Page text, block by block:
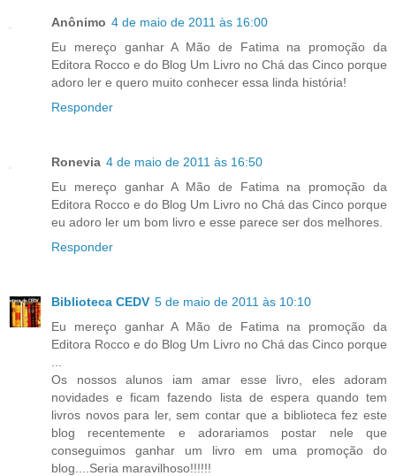
Anônimo 4 de maio de 2011 às 16:00
Eu mereço ganhar A Mão de Fatima na promoção da
Editora Rocco e do Blog Um Livro no Chá das Cinco porque
adoro ler e quero muito conhecer essa linda história!
Responder
Ronevia 4 de maio de 2011 às 16:50
Eu mereço ganhar A Mão de Fatima na promoção da
Editora Rocco e do Blog Um Livro no Chá das Cinco porque
eu adoro ler um bom livro e esse parece ser dos melhores.
Responder
Biblioteca CEDV 5 de maio de 2011 às 10:10
Eu mereço ganhar A Mão de Fatima na promoção da
Editora Rocco e do Blog Um Livro no Chá das Cinco porque
Os nossos alunos iam amar esse livro, eles adoram
novidades e ficam fazendo lista de espera quando tem
livros novos para ler, sem contar que a biblioteca fez este
blog recentemente e adorariamos postar nele que
conseguimos ganhar um livro em uma promoção do
blog....Seria maravilhoso!!!!!!